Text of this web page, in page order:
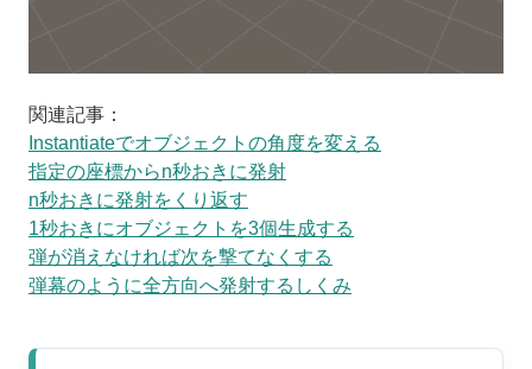
関連記事：
Instantiateでオブジェクトの角度を変える
指定の座標からn秒おきに発射
n秒おきに発射をくり返す
1秒おきにオブジェクトを3個生成する
弾が消えなければ次を撃てなくする
弾幕のように全方向へ発射するしくみ